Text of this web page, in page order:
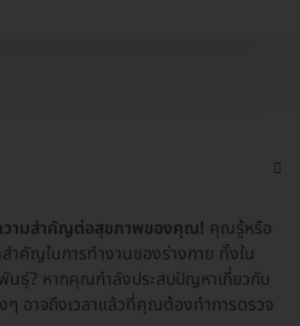
ามสำคัญต่อสุขภาพของคุณ! คุณรู้หรือ
คัญในการทำงานของร่างกาย ทั้งใน
นธุ์? หากคุณกำลังประสบปัญหาเกี่ยวกับ
ๆ อาจถึงเวลาแล้วที่คุณต้องทำการตรวจ